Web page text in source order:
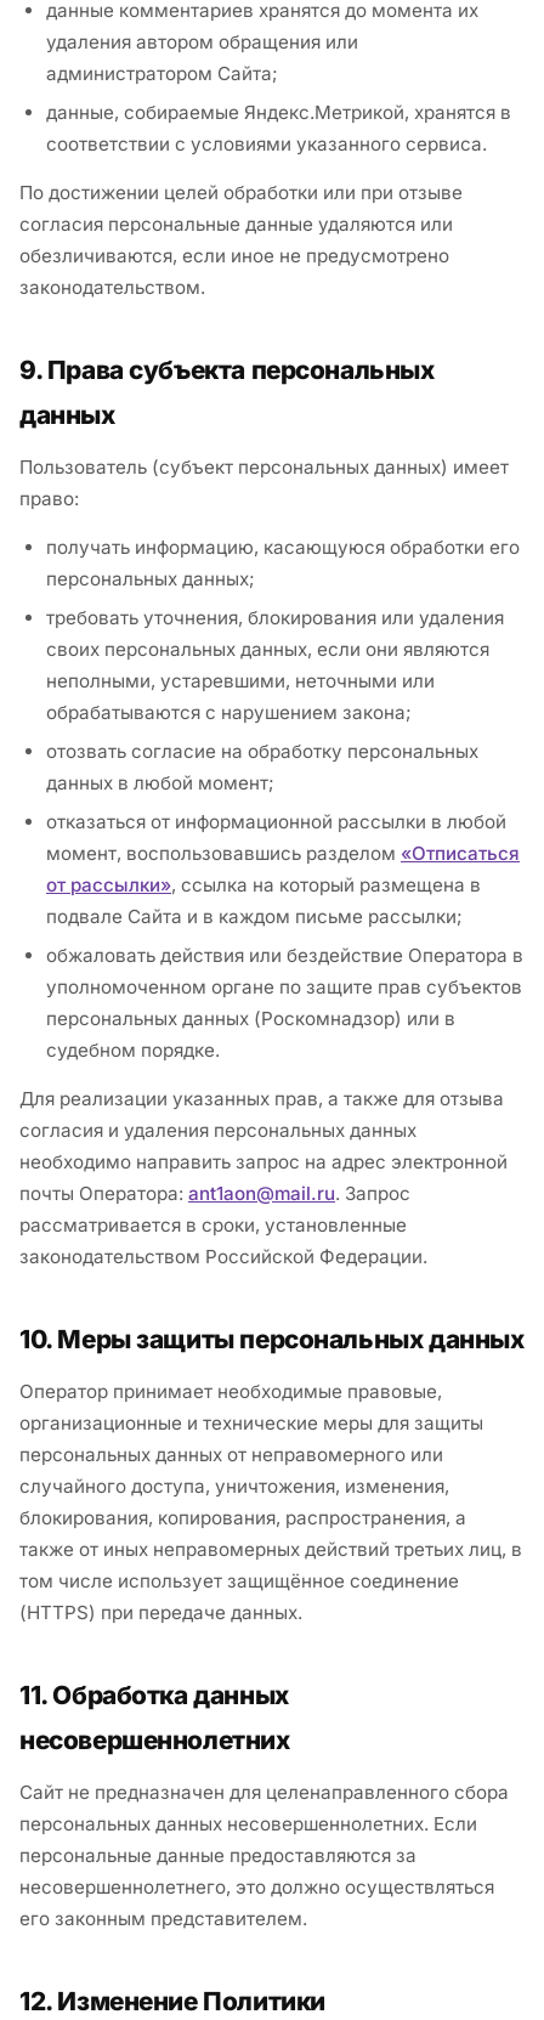
данные комментариев хранятся до момента их
удаления автором обращения или
администратором Сайта;
данные, собираемые Яндекс.Метрикой, хранятся в
соответствии с условиями указанного сервиса.
По достижении целей обработки или при отзыве
согласия персональные данные удаляются или
обезличиваются, если иное не предусмотрено
законодательством.
9. Права субъекта персональных
данных
Пользователь (субъект персональных данных) имеет
право:
получать информацию, касающуюся обработки его
персональных данных;
требовать уточнения, блокирования или удаления
своих персональных данных, если они являются
неполными, устаревшими, неточными или
обрабатываются с нарушением закона;
отозвать согласие на обработку персональных
данных в любой момент;
отказаться от информационной рассылки в любой
момент, воспользовавшись разделом «Отписаться
от рассылки», ссылка на который размещена в
подвале Сайта и в каждом письме рассылки;
обжаловать действия или бездействие Оператора в
уполномоченном органе по защите прав субъектов
персональных данных (Роскомнадзор) или в
судебном порядке.
Для реализации указанных прав, а также для отзыва
согласия и удаления персональных данных
необходимо направить запрос на адрес электронной
почты Оператора: ant1aon@mail.ru. Запрос
рассматривается в сроки, установленные
законодательством Российской Федерации.
10. Меры защиты персональных данных
Оператор принимает необходимые правовые,
организационные и технические меры для защиты
персональных данных от неправомерного или
случайного доступа, уничтожения, изменения,
блокирования, копирования, распространения, а
также от иных неправомерных действий третьих лиц, в
том числе использует защищённое соединение
(HTTPS) при передаче данных.
11. Обработка данных
несовершеннолетних
Сайт не предназначен для целенаправленного сбора
персональных данных несовершеннолетних. Если
персональные данные предоставляются за
несовершеннолетнего, это должно осуществляться
его законным представителем.
12. Изменение Политики